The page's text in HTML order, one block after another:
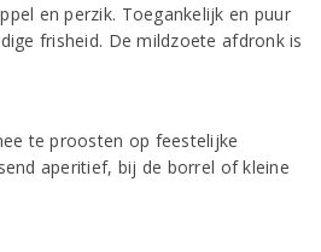
en perzik. Toegankelijk en puur
frisheid. De mildzoete afdronk is
te proosten op feestelijke
aperitief, bij de borrel of kleine